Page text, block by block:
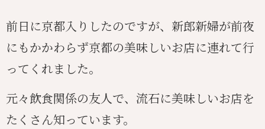
前日に京都入りしたのですが、新郎新婦が前夜
にもかかわらず京都の美味しいお店に連れて行
ってくれました。
元々飲食関係の友人で、流石に美味しいお店を
たくさん知っています。